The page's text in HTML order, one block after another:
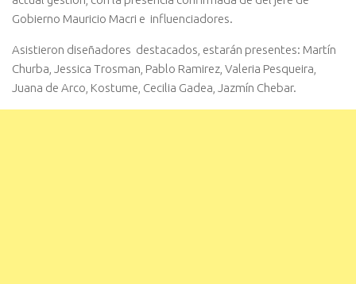
Gobierno Mauricio Macri e influenciadores.
Asistieron diseñadores destacados, estarán presentes: Martín
Churba, Jessica Trosman, Pablo Ramirez, Valeria Pesqueira,
Juana de Arco, Kostume, Cecilia Gadea, Jazmín Chebar.